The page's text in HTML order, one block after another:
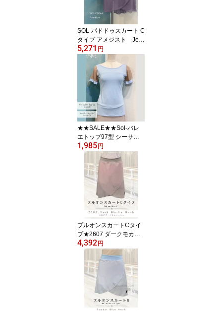
SOL-パドドゥスカート C
タイプ アメジスト Jew
elesqueオリジナルsol-p
dd-c-Amethyst
5,271 円
★★SALE★★Sol-バレ
エトップ97型 シーサイ
ド|Jewelesqueオリジナ
ル｜レオタード生地 パ
ッド用ポケット付き 普
段ブラOK（インナーが
響きにくい設計）sol-bt9
7-seaside
1,985円
プルオンスカートCタイ
プ★2607 ダークモカ・
メッシュ生地 Jewelesqu
eオリジナルpull-on-c-26
07dmocha-mesh
4,392円